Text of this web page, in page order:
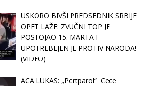
USKORO BIVŠI PREDSEDNIK SRBIJE
OPET LAŽE: ZVUČNI TOP JE
POSTOJAO 15. MARTA I
UPOTREBLJEN JE PROTIV NARODA!
(VIDEO)
ACA LUKAS: „Portparol“ Cece